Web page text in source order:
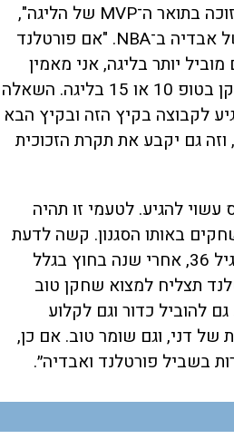
״אני לא רואה את אבדיה זוכה בתואר ה־MVP של הליגה",
אומר סורוקה על מקומו של אבדיה ב־NBA. "אם פורטלנד
יותר בליגה, אני מאמין
שיתחילו לדבר עליו כשחקן בטופ 10 או 15 בליגה. השאלה
לקבוצה בקיץ הזה ובקיץ הבא
גם יקבע את תקרת הזכוכית
עשוי להגיע. לטעמי זו תהיה
באותו הסגנון. קשה לדעת
כמה טוב יחזור לילארד בגיל 36, אחרי שנה בחוץ בגלל
תצליח למצוא שחקן טוב
גם להוביל כדור וגם לקלוע
של דני, וגם שומר טוב. אם כן,
בשביל פורטלנד ואבדיה״.